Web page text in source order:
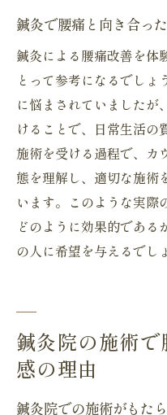
鍼灸で腰痛と向き合っ
鍼灸による腰痛改善を体
とって参考になるでし
に悩まされていましたが
けることで、日常生活の
施術を受ける過程で、カ
態を理解し、適切な施術
います。このような実際
どのように効果的である
の人に希望を与えるでし
鍼灸院の施術
感の理由
鍼灸院での施術がもた